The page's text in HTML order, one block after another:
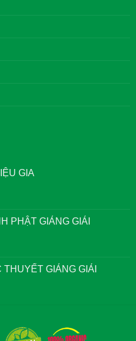
GIA
PHẬT GIẢNG GIẢI
GIẢNG GIẢI